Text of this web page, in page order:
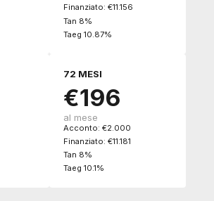
Finanziato: €11.156
Tan 8%
Taeg 10.87%
72 MESI
€196
al mese
Acconto: €2.000
Finanziato: €11.181
Tan 8%
Taeg 10.1%